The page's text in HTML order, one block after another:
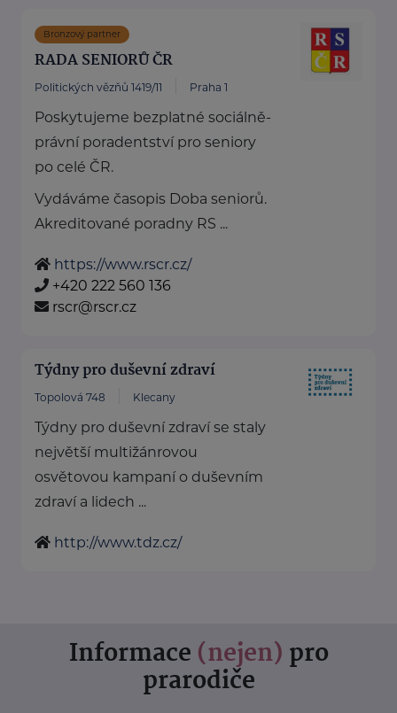
Bronzový partner
RADA SENIORŮ ČR
Politických vězňů 1419/11 Praha 1
Poskytujeme bezplatné sociálně-
právní poradentství pro seniory
po celé ČR.
Vydáváme časopis Doba seniorů.
Akreditované poradny RS ...
https://www.rscr.cz/
+420 222 560 136
rscr@rscr.cz
Týdny pro duševní zdraví
Topolová 748 Klecany
Týdny pro duševní zdraví se staly
největší multižánrovou
osvětovou kampaní o duševním
zdraví a lidech ...
http://www.tdz.cz/
Informace (nejen) pro
prarodiče